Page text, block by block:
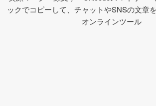
ックでコピーして、チャットやSNSの文章
オンラインツール